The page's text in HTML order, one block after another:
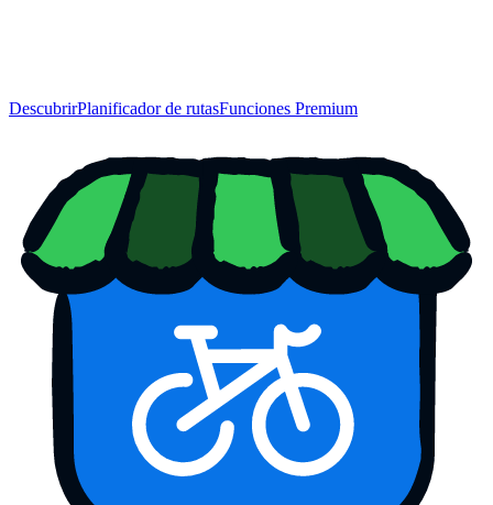
DescubrirPlanificador de rutasFunciones Premium